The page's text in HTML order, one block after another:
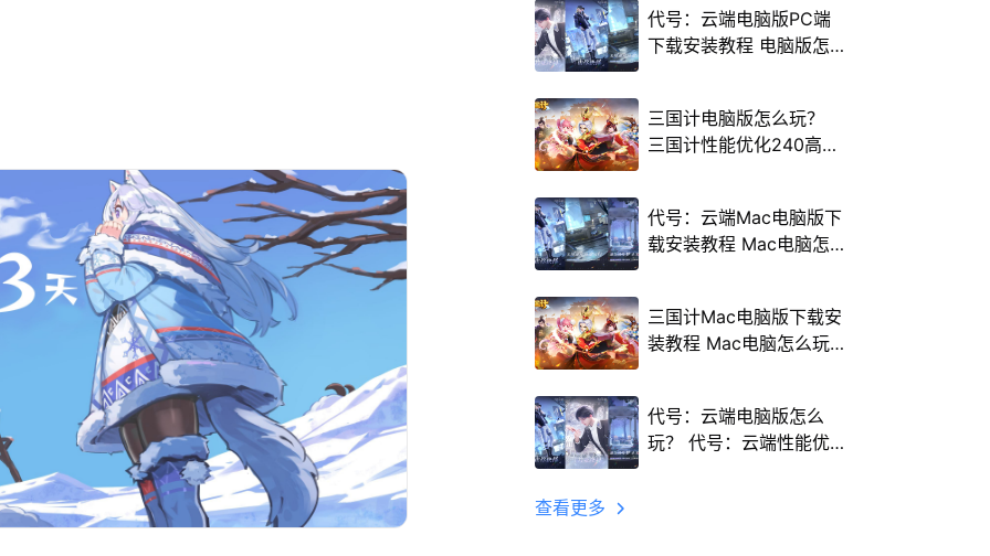
代号：云端电脑版PC端
下载安装教程 电脑版怎
三国计电脑版怎么玩？
三国计性能优化240高帧
代号：云端Mac电脑版下
载安装教程 Mac电脑怎
三国计Mac电脑版下载安
装教程 Mac电脑怎么玩
代号：云端电脑版怎么
玩？ 代号：云端性能优
查看更多